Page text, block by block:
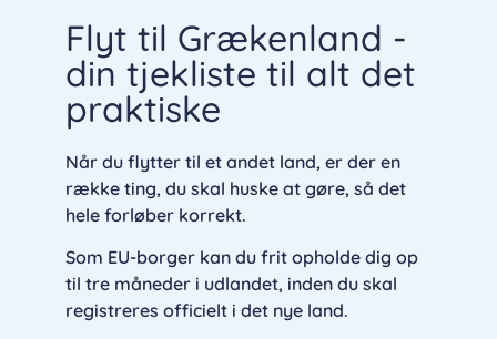
Flyt til Grækenland -
din tjekliste til alt det
praktiske
Når du flytter til et andet land, er der en
række ting, du skal huske at gøre, så det
hele forløber korrekt.
Som EU-borger kan du frit opholde dig op
til tre måneder i udlandet, inden du skal
registreres officielt i det nye land.